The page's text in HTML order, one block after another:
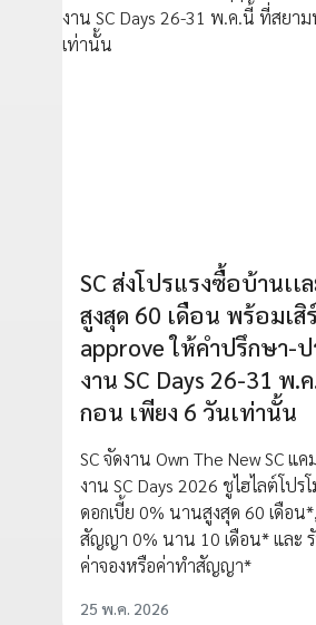
SC ส่งโปรแรงซื้อบ้านเ
สูงสุด 60 เดือน พร้อมเสิ
approve ให้คำปรึกษา-
งาน SC Days 26-31 พ.
กอน เพียง 6 วันเท่านั้น
SC จัดงาน Own The New SC แ
งาน SC Days 2026 ชูไฮไลต์โปร
ดอกเบี้ย 0% นานสูงสุด 60 เดือน
สัญญา 0% นาน 10 เดือน* และ
ค่าจองหรือค่าทำสัญญา*
25 พ.ค. 2026